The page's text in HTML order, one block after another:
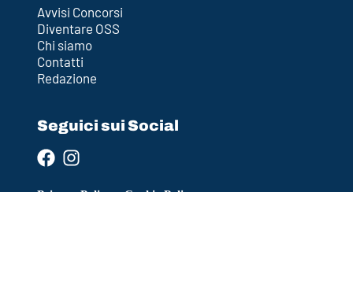
Avvisi Concorsi
Diventare OSS
Chi siamo
Contatti
Redazione
Seguici sui Social
Privacy Policy–Cookie Policy